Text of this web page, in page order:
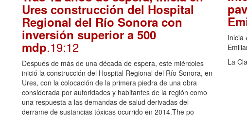
Ures construcción del Hospital
Regional del Río Sonora con
inversión superior a 500
mdp.19:12
Después de más de una década de espera, este miércoles
inició la construcción del Hospital Regional del Río Sonora, en
Ures, con la colocación de la primera piedra de una obra
considerada por autoridades y habitantes de la región como
una respuesta a las demandas de salud derivadas del
derrame de sustancias tóxicas ocurrido en 2014.The po
Inicia
La